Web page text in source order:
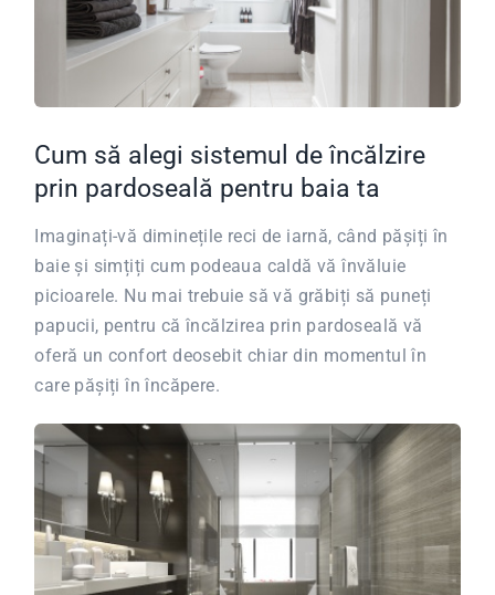
Cum să alegi sistemul de încălzire
prin pardoseală pentru baia ta
Imaginați-vă diminețile reci de iarnă, când pășiți în
baie și simțiți cum podeaua caldă vă învăluie
picioarele. Nu mai trebuie să vă grăbiți să puneți
papucii, pentru că încălzirea prin pardoseală vă
oferă un confort deosebit chiar din momentul în
care pășiți în încăpere.